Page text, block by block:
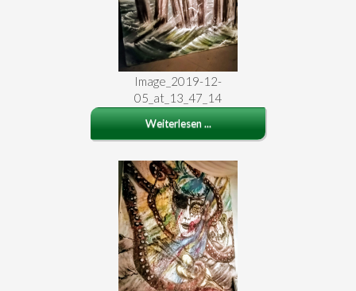
Image_2019-12-
05_at_13_47_14
Weiterlesen ...